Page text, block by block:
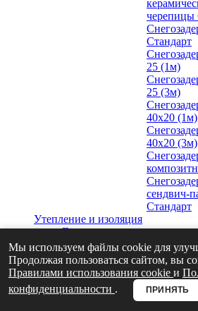
черепицы
Стандарт
25 (1м)
25 (3м)
40х20 (1м)
40х20 (3м)
сендвич-
Стандарт
Утепление и изоляция
Гидро-ветрозащита и
Grand Line
Утеплитель для кровли
Для мансарды
Для чердачных
Вентиляция
Мы используем файлы cookie для
Продолжая пользоваться сайтом, вы
Правилами использования cookie и
конфиденциальности . ПРИНЯТЬ